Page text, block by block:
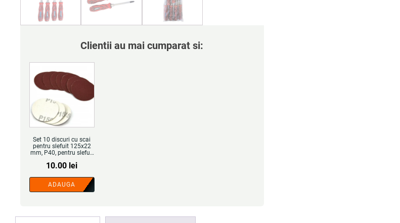
Clientii au mai cumparat si:
Set 10 discuri cu scai
pentru slefuit 125x22
mm, P40, pentru slefuit
unghiular - COBI
10.00 lei
ADAUGA